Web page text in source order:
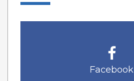
Facebook